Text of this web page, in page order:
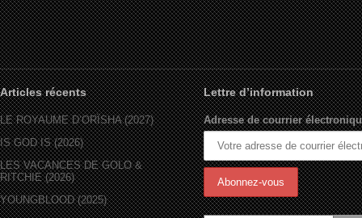
Articles récents
LE ROYAUME D’ORÏSHA (2027)
IS GOD IS (2026)
LES VACANCES DE GOLO &
RITCHIE (2026)
YOUNGBLOOD (2025)
Lettre d’information
Adresse de courrier